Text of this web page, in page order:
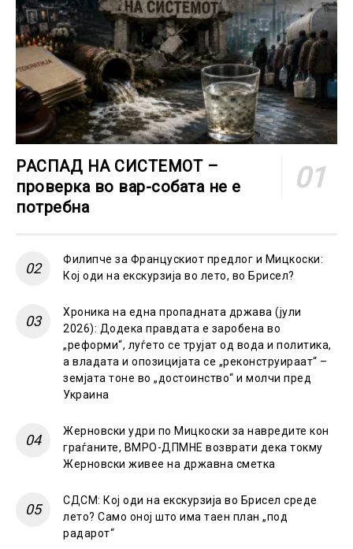
РАСПАД НА СИСТЕМОТ –
проверка во вар-собата не е
потребна
Филипче за Францускиот предлог и Мицкоски:
Кој оди на екскурзија во лето, во Брисел?
Хроника на една пропадната држава (јули
2026): Додека правдата е заробена во
„реформи“, луѓето се трујат од вода и политика,
а владата и опозицијата се „реконструираат“ –
земјата тоне во „достоинство“ и молчи пред
Украина
Жерновски удри по Мицкоски за навредите кон
граѓаните, ВМРО-ДПМНЕ возврати дека токму
Жерновски живее на државна сметка
СДСМ: Кој оди на екскурзија во Брисел среде
лето? Само оној што има таен план „под
радарот“